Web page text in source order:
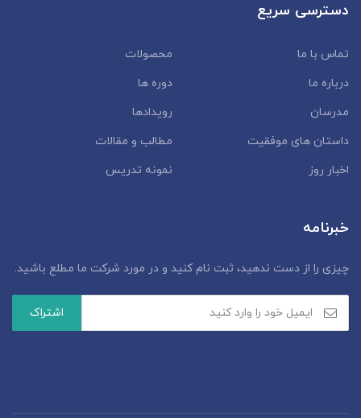
دسترسی سریع
تماس با ما
محصولات
درباره ما
دوره ها
مدرسان
رویدادها
داستان‌ های موفقیت
مطالب و مقالات
اخبار روز
نمونه تدریس
خبرنامه
چیزی را از دست ندهید، ثبت نام کنید و در مورد شرکت ما مطلع باشید.